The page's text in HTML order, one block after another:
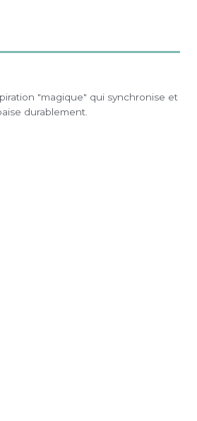
"magique" qui synchronise et
durablement.